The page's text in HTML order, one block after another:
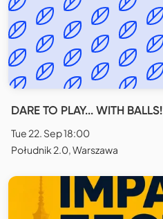
DARE TO PLAY... WITH BALLS!
Tue 22. Sep 18:00
Południk 2.0, Warszawa